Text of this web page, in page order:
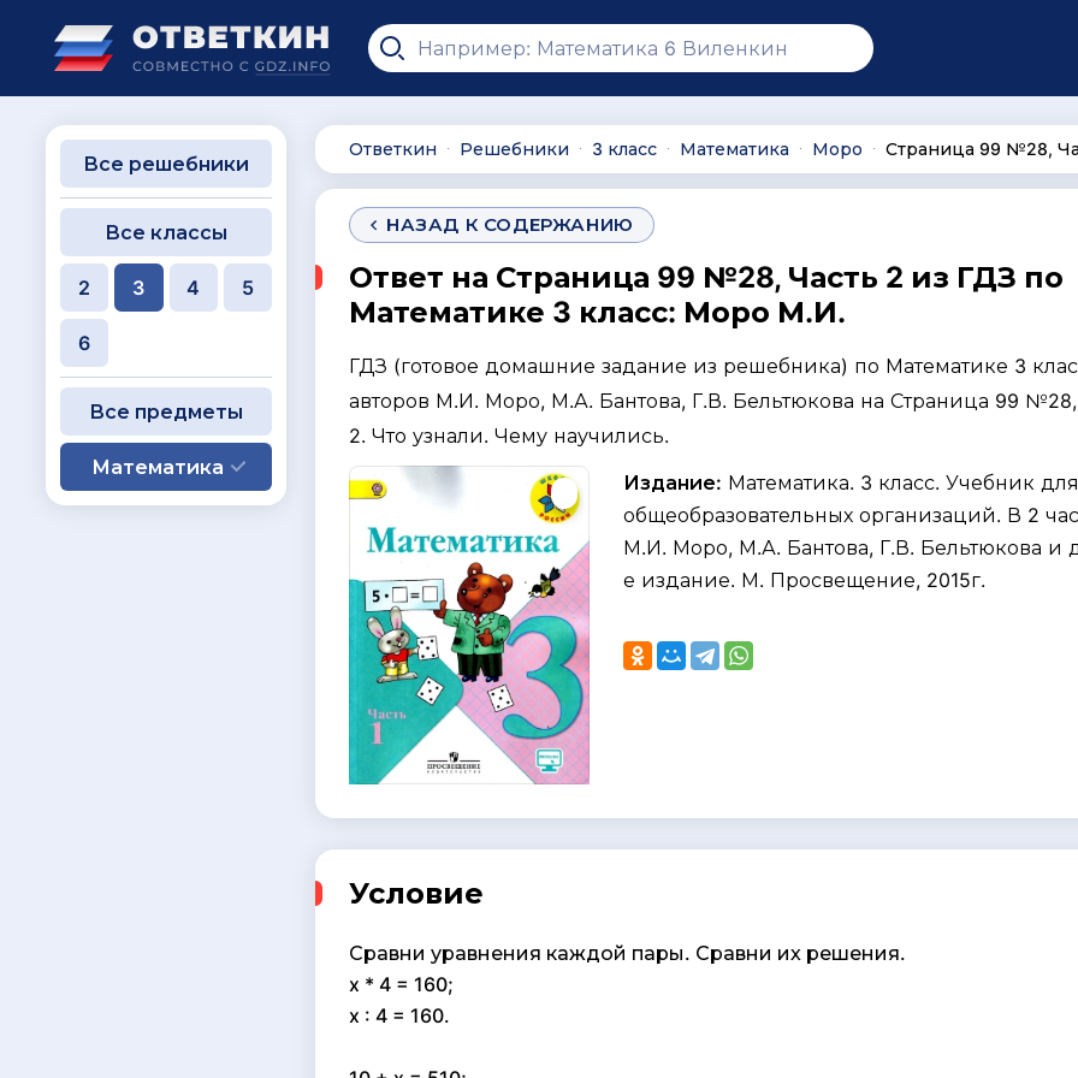
Ответкин ∙ Решебники ∙ 3 класс ∙ Математика ∙ Моро ∙ Страница 99 №28,
НАЗАД К СОДЕРЖАНИЮ
Ответ на Страница 99 №28, Часть 2 из ГДЗ по
Математике 3 класс: Моро М.И.
ГДЗ (готовое домашние задание из решебника) по Математике 3
авторов М.И. Моро, М.А. Бантова, Г.В. Бельтюкова на Страница 99 №28,
2. Что узнали. Чему научились.
Издание: Математика. 3 класс. Учебник для
общеобразовательных организаций. В 2
М.И. Моро, М.А. Бантова, Г.В. Бельтюкова и
е издание. М. Просвещение, 2015г.
Условие
Сравни уравнения каждой пары. Сравни их решения.
x * 4 = 160;
x : 4 = 160.
Все решебники
Все классы
2 3 4 5
6
Все предметы
Математика